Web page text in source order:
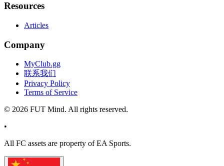
Resources
Articles
Company
MyClub.gg
联系我们
Privacy Policy
Terms of Service
© 2026 FUT Mind. All rights reserved.
•
All FC assets are property of EA Sports.